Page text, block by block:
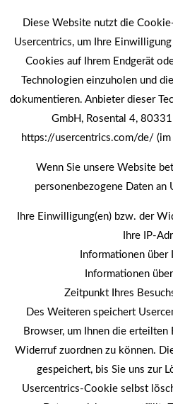
Diese Website nutzt die
Usercentrics, um Ihre
Cookies auf Ihrem Endgerät
Technologien einzuholen und
dokumentieren. Anbieter dieser
GmbH, Rosental 4,
https://usercentrics.com/de/ (im
Wenn Sie unsere Website
personenbezogene Daten an
Ihre Einwilligung(en) bzw. der
Ihre IP-
Informationen über
Informationen
Zeitpunkt Ihres
Des Weiteren speichert
Browser, um Ihnen die
Widerruf zuordnen zu können.
gespeichert, bis Sie uns zur
Usercentrics-Cookie selbst